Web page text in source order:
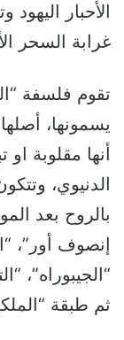
الأحبار
غرابة السحر
تقوم فلسفة
يسمونها،
أنها مقلوبة او
الدنيوي،
بالروح بعد
إنصوف أور”،
“الجيبوراه”،
ثم طبقة